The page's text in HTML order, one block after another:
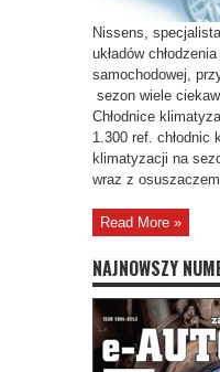
Nissens,
układów
samochodowej,
sezon wiele
Chłodnice
1.300 ref. chłodnic
klimatyzacji na
wraz z osuszaczem
Read More »
NAJNOWSZY